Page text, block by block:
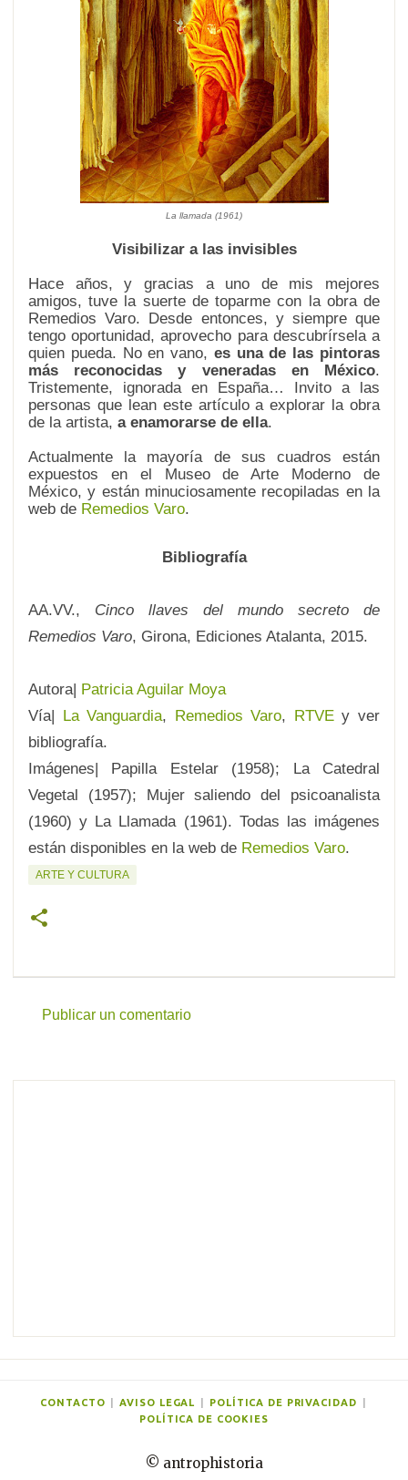
La llamada (1961)
Visibilizar a las invisibles
Hace años, y gracias a uno de mis mejores
amigos, tuve la suerte de toparme con la obra de
Remedios Varo. Desde entonces, y siempre que
tengo oportunidad, aprovecho para descubrírsela a
quien pueda. No en vano, es una de las pintoras
más reconocidas y veneradas en México.
Tristemente, ignorada en España… Invito a las
personas que lean este artículo aexplorar la obra
de la artista, a enamorarse de ella.
Actualmente la mayoría de sus cuadros están
expuestos en el Museo de Arte Moderno de
México, y están minuciosamente recopiladas en la
web de Remedios Varo.
Bibliografía
AA.VV., Cinco llaves del mundo secreto de
Remedios Varo, Girona, Ediciones Atalanta, 2015.
Autora| Patricia Aguilar Moya
Vía| La Vanguardia, Remedios Varo, RTVEy ver
bibliografía.
Imágenes| Papilla Estelar (1958); La Catedral
Vegetal (1957); Mujer saliendo del psicoanalista
(1960) y La Llamada (1961). Todas las imágenes
están disponibles en la web de Remedios Varo.
ARTE Y CULTURA
Publicar un comentario
© antrophistoria
CONTACTO AVISO LEGAL POLÍTICA DE PRIVACIDAD
POLÍTICA DE COOKIES